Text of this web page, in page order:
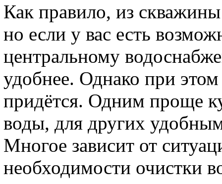
Как правило, из
но если у вас есть
центральному
удобнее. Однако при
придётся. Одним проще
воды, для других
Многое зависит от
необходимости очистки